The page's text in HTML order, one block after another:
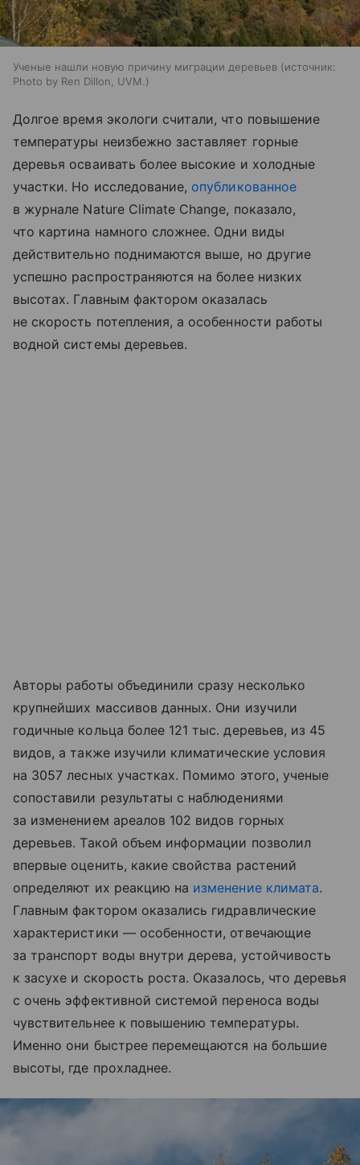
Ученые нашли новую причину миграции деревьев
источник:
Photo by Ren Dillon, UVM.
Долгое время экологи считали, что повышение
температуры неизбежно заставляет горные
деревья осваивать более высокие и холодные
участки. Но исследование, опубликованное
в журнале Nature Climate Change, показало,
что картина намного сложнее. Одни виды
действительно поднимаются выше, но другие
успешно распространяются на более низких
высотах. Главным фактором оказалась
не скорость потепления, а особенности работы
водной системы деревьев.
Авторы работы объединили сразу несколько
крупнейших массивов данных. Они изучили
годичные кольца более 121 тыс. деревьев, из 45
видов, а также изучили климатические условия
на 3057 лесных участках. Помимо этого, ученые
сопоставили результаты с наблюдениями
за изменением ареалов 102 видов горных
деревьев. Такой объем информации позволил
впервые оценить, какие свойства растений
определяют их реакцию на изменение климата.
Главным фактором оказались гидравлические
характеристики — особенности, отвечающие
за транспорт воды внутри дерева, устойчивость
к засухе и скорость роста. Оказалось, что деревья
с очень эффективной системой переноса воды
чувствительнее к повышению температуры.
Именно они быстрее перемещаются на большие
высоты, где прохладнее.